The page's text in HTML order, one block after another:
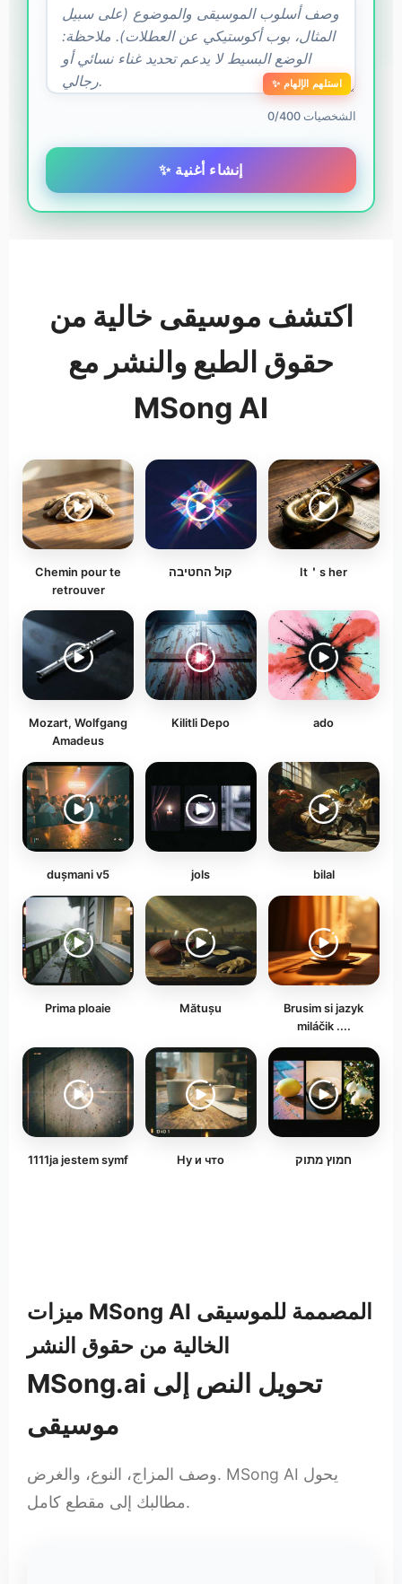
✨ استلهم الإلهام
0/400 الشخصيات
✨ إنشاء أغنية
اكتشف موسيقى خالية من
حقوق الطبع والنشر مع
MSong AI
Chemin pour te
retrouver
קול החטיבה It＇s her
Mozart, Wolfgang
Amadeus
Kilitli Depo ado
dușmani v5 jols bilal
Prima ploaie Mătușu
Brusim si jazyk
miláčik ....
1111ja jestem symf Ну и что חמוץ מתוק
ميزات MSong AI المصممة للموسيقى
الخالية من حقوق النشر
MSong.ai تحويل النص إلى
موسيقى
وصف المزاج، النوع، والغرض. MSong AI يحول
مطالبك إلى مقطع كامل.